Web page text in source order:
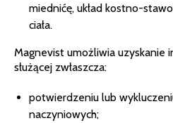
miednićę, układ kostno-
ciała.
Magnevist umożliwia uzyskanie
służącej zwłaszcza:
potwierdzeniu lub
naczyniowych;